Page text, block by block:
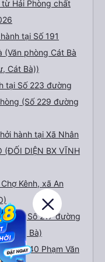
Hải Phòng chất
tại Số 191
(Văn phòng Cát Bà
Cát Bà))
tại Số 223 đường
(Số 229 đường
hành tại Xã Nhân
(ĐỐI DIỆN BX VĨNH
Kênh, xã An
tại Số 217 đường
Cát Bà)
tại 740 Phạm Văn